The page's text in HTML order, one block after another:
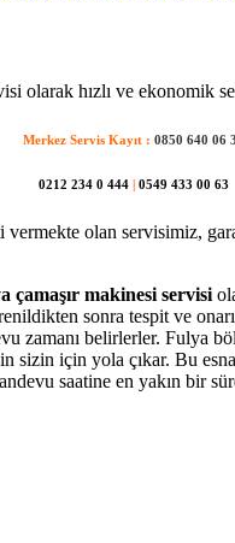
olarak hızlı ve ekonomik
Merkez Servis Kayıt : 0850 640 06
0212 234 0 444 | 0549 433 00 63
vermekte olan servisimiz,
çamaşır makinesi servisi
sonra tespit ve
zamanı belirlerler.
için yola çıkar. Bu
saatine en yakın bir